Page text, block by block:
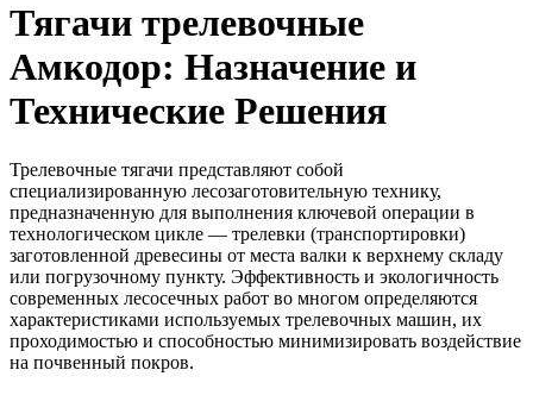
Тягачи трелевочные
Амкодор: Назначение и
Технические Решения
Трелевочные тягачи представляют собой
специализированную лесозаготовительную технику,
предназначенную для выполнения ключевой операции в
технологическом цикле — трелевки (транспортировки)
заготовленной древесины от места валки к верхнему складу
или погрузочному пункту. Эффективность и экологичность
современных лесосечных работ во многом определяются
характеристиками используемых трелевочных машин, их
проходимостью и способностью минимизировать воздействие
на почвенный покров.